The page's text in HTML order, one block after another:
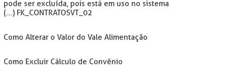
pode ser excluída, pois está em uso no sistema
(...) FK_CONTRATOSVT_02
Como Alterar o Valor do Vale Alimentação
Como Excluir Cálculo de Convênio